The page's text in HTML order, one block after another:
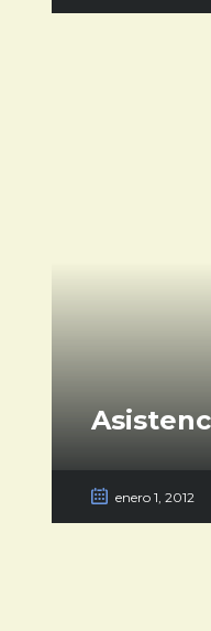
enero 1, 2012